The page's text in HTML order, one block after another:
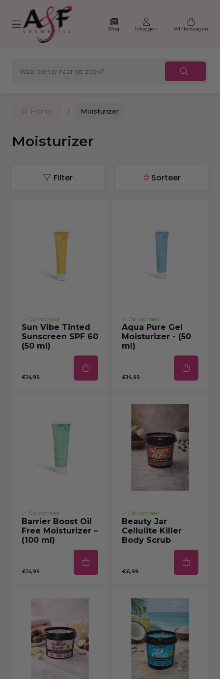
Blog Inloggen Winkelwagen
Home Moisturizer
Moisturizer
Filter Sorteer
Op voorraad
Sun Vibe Tinted
Sunscreen SPF 60
(50 ml)
€14,99
Op voorraad
Aqua Pure Gel
Moisturizer - (50
ml)
€14,99
Op voorraad
Barrier Boost Oil
Free Moisturizer –
(100 ml)
€14,99
Op voorraad
Beauty Jar
Cellulite Killer
Body Scrub
€6,99